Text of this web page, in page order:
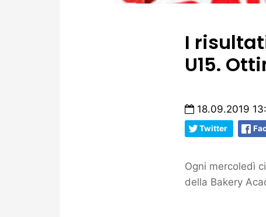
I
U15.
18.09.2019
Twitter
Ogni mercoledì
della Bakery